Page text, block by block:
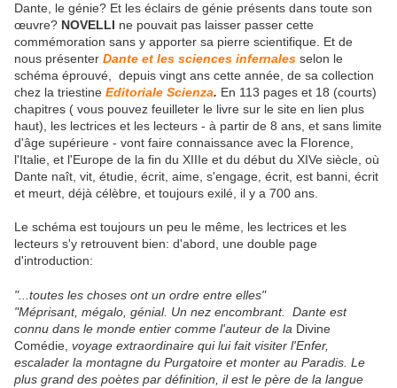
Dante, le génie? Et les éclairs de génie présents dans toute son
œuvre? NOVELLI ne pouvait pas laisser passer cette
commémoration sans y apporter sa pierre scientifique. Et de
nous présenter Dante et les sciences infernales selon le
schéma éprouvé, depuis vingt ans cette année, de sa collection
chez la triestine Editoriale Scienza. En 113 pages et 18 (courts)
chapitres ( vous pouvez feuilleter le livre sur le site en lien plus
haut), les lectrices et les lecteurs - à partir de 8 ans, et sans limite
d'âge supérieure - vont faire connaissance avec la Florence,
l'Italie, et l'Europe de la fin du XIIIe et du début du XIVe siècle, où
Dante naît, vit, étudie, écrit, aime, s'engage, écrit, est banni, écrit
et meurt, déjà célèbre, et toujours exilé, il y a 700 ans.
Le schéma est toujours un peu le même, les lectrices et les
lecteurs s'y retrouvent bien: d'abord, une double page
d'introduction:
"...toutes les choses ont un ordre entre elles"
"Méprisant, mégalo, génial. Un nez encombrant. Dante est
connu dans le monde entier comme l'auteur de la Divine
Comédie, voyage extraordinaire qui lui fait visiter l'Enfer,
escalader la montagne du Purgatoire et monter au Paradis. Le
plus grand des poètes par définition, il est le père de la langue